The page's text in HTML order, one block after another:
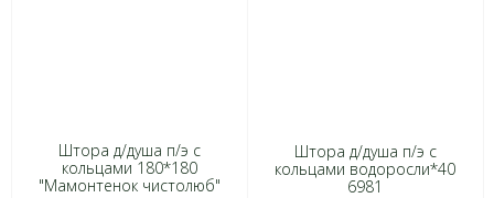
Штора д/душа п/э с
кольцами 180*180
"Мамонтенок чистолюб"
Штора д/душа п/э с
кольцами водоросли*40
6981